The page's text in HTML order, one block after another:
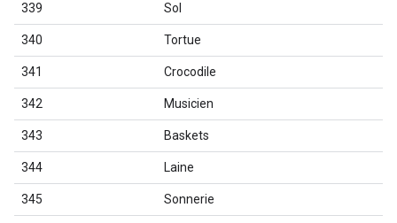
339 Sol
340 Tortue
341 Crocodile
342 Musicien
343 Baskets
344 Laine
345 Sonnerie